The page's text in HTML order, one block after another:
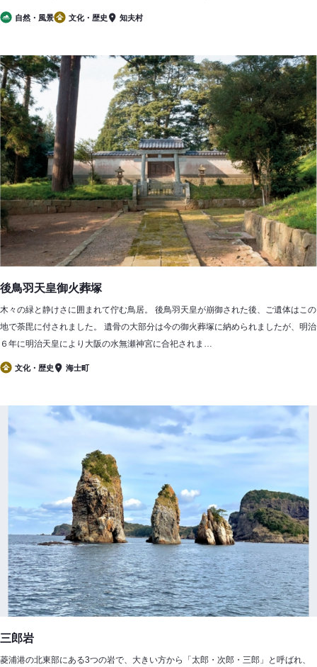
自然・風景 文化・歴史 知夫村
後鳥羽天皇御火葬塚
木々の緑と静けさに囲まれて佇む鳥居。 後鳥羽天皇が崩御された後、ご遺体はこの
地で荼毘に付されました。 遺骨の大部分は今の御火葬塚に納められましたが、明治
６年に明治天皇により大阪の水無瀬神宮に合祀されま…
文化・歴史 海士町
三郎岩
菱浦港の北東部にある3つの岩で、大きい方から「太郎・次郎・三郎」と呼ばれ、